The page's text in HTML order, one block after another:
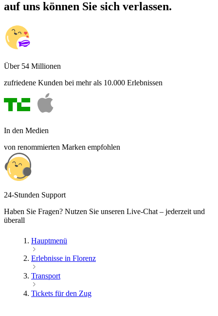
auf uns können Sie sich verlassen.
Über 54 Millionen
zufriedene Kunden bei mehr als 10.000 Erlebnissen
In den Medien
von renommierten Marken empfohlen
24-Stunden Support
Haben Sie Fragen? Nutzen Sie unseren Live-Chat – jederzeit und
überall
Hauptmenü
Erlebnisse in Florenz
Transport
Tickets für den Zug